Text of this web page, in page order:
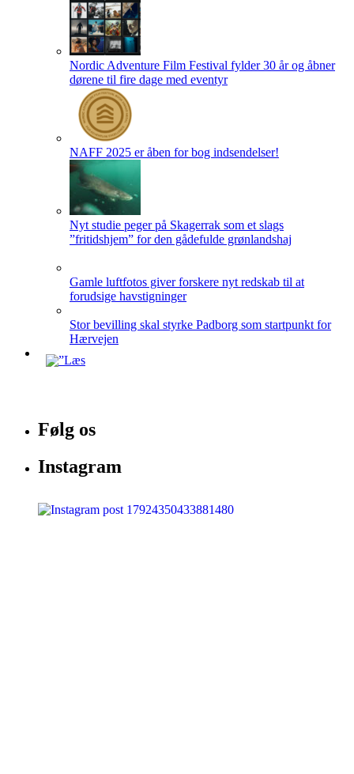
Nordic Adventure Film Festival fylder 30 år og åbner
dørene til fire dage med eventyr
NAFF 2025 er åben for bog indsendelser!
Nyt studie peger på Skagerrak som et slags
”fritidshjem” for den gådefulde grønlandshaj
Gamle luftfotos giver forskere nyt redskab til at
forudsige havstigninger
Stor bevilling skal styrke Padborg som startpunkt for
Hærvejen
Følg os
Instagram